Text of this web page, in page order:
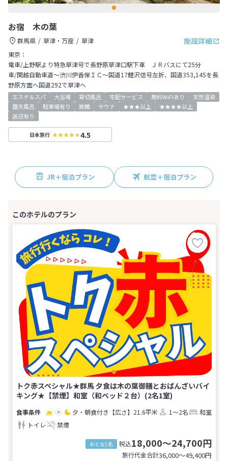
お宿 木の葉
施設詳細
群馬県 草津・万座
草津
東京：
電車/上野駅より特急草津号で長野原草津口駅下車 ＪＲバスにて25分
車/関越自動車道～渋川伊香保ＩＣ～国道17鯉沢信号左折、国道353,145を長
野原方面へ国道292で草津へ
エステ＆スパ 大浴場 貸切風呂 宅配サービス 無料WiFiあり
天然温泉
露天風呂
駐車場有り 旅館 サウナ ★★★以上
★★★★以上
送迎有り
日本旅行 4.5
JR＋宿泊プラン 航空＋宿泊プラン
トク赤スペシャル★群馬 夕食は木の葉御膳とおばんざいバイ
キング★【禁煙】和室（和ベッド２台）(2名1室)
夕・朝食付き 【広さ】21.6平米 1～2名
和室
トイレ
禁煙
おとな1名 税込18,000～24,700円
旅行代金合計36,000〜49,400円